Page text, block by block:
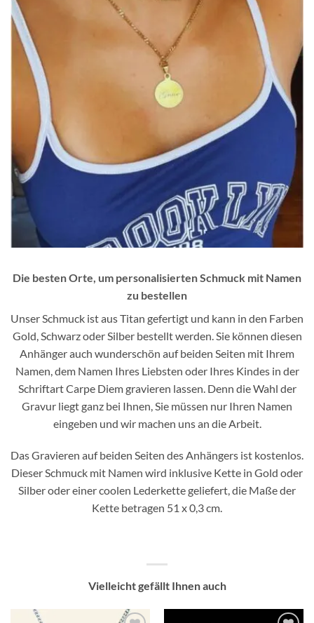
Die besten Orte, um personalisierten Schmuck mit Namen
zu bestellen
Unser Schmuck ist aus Titan gefertigt und kann in den Farben
Gold, Schwarz oder Silber bestellt werden. Sie können diesen
Anhänger auch wunderschön auf beiden Seiten mit Ihrem
Namen, dem Namen Ihres Liebsten oder Ihres Kindes in der
Schriftart Carpe Diem gravieren lassen. Denn die Wahl der
Gravur liegt ganz bei Ihnen, Sie müssen nur Ihren Namen
eingeben und wir machen uns an die Arbeit.
Das Gravieren auf beiden Seiten des Anhängers ist kostenlos.
Dieser Schmuck mit Namen wird inklusive Kette in Gold oder
Silber oder einer coolen Lederkette geliefert, die Maße der
Kette betragen 51 x 0,3 cm.
Vielleicht gefällt Ihnen auch